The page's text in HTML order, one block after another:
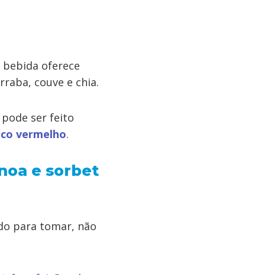
oferece
couve e chia.
ser feito
vermelho.
e sorbet
para tomar, não